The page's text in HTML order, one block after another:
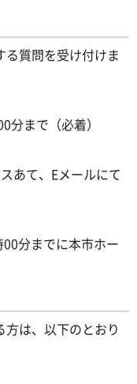
質問を受け付けま
まで（必着）
あて、Eメールにて
分までに本市ホー
は、以下のとおり